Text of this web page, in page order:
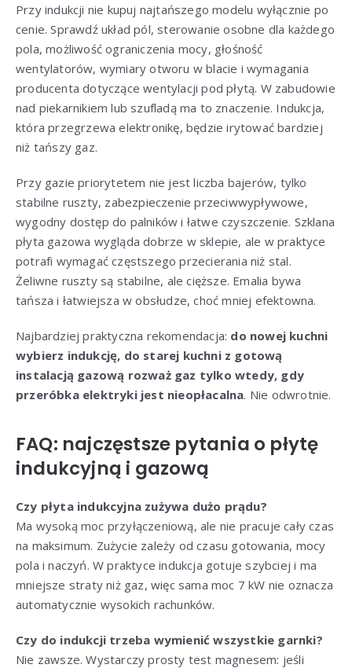
Przy indukcji nie kupuj najtańszego modelu wyłącznie po
cenie. Sprawdź układ pól, sterowanie osobne dla każdego
pola, możliwość ograniczenia mocy, głośność
wentylatorów, wymiary otworu w blacie i wymagania
producenta dotyczące wentylacji pod płytą. W zabudowie
nad piekarnikiem lub szufladą ma to znaczenie. Indukcja,
która przegrzewa elektronikę, będzie irytować bardziej
niż tańszy gaz.
Przy gazie priorytetem nie jest liczba bajerów, tylko
stabilne ruszty, zabezpieczenie przeciwwypływowe,
wygodny dostęp do palników i łatwe czyszczenie. Szklana
płyta gazowa wygląda dobrze w sklepie, ale w praktyce
potrafi wymagać częstszego przecierania niż stal.
Żeliwne ruszty są stabilne, ale cięższe. Emalia bywa
tańsza i łatwiejsza w obsłudze, choć mniej efektowna.
Najbardziej praktyczna rekomendacja: do nowej kuchni
wybierz indukcję, do starej kuchni z gotową
instalacją gazową rozważ gaz tylko wtedy, gdy
przeróbka elektryki jest nieopłacalna. Nie odwrotnie.
FAQ: najczęstsze pytania o płytę
indukcyjną i gazową
Czy płyta indukcyjna zużywa dużo prądu?
Ma wysoką moc przyłączeniową, ale nie pracuje cały czas
na maksimum. Zużycie zależy od czasu gotowania, mocy
pola i naczyń. W praktyce indukcja gotuje szybciej i ma
mniejsze straty niż gaz, więc sama moc 7 kW nie oznacza
automatycznie wysokich rachunków.
Czy do indukcji trzeba wymienić wszystkie garnki?
Nie zawsze. Wystarczy prosty test magnesem: jeśli